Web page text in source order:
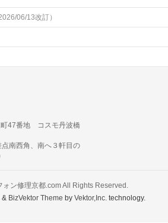
06/13改訂）
町47番地 コスモ丹波橋
点南西角、南へ３軒目の
ォン修理京都.comAll Rights Reserved.
& BizVektor Theme byVektor,Inc. technology.